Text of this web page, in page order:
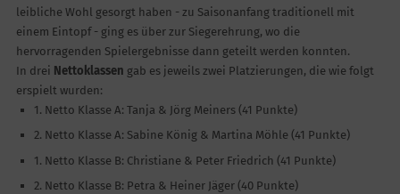
leibliche Wohl gesorgt haben - zu Saisonanfang traditionell mit
einem Eintopf - ging es über zur Siegerehrung, wo die
hervorragenden Spielergebnisse dann geteilt werden konnten.
In drei Nettoklassen gab es jeweils zwei Platzierungen, die wie folgt
erspielt wurden:
1. Netto Klasse A: Tanja & Jörg Meiners (41 Punkte)
2. Netto Klasse A: Sabine König & Martina Möhle (41 Punkte)
1. Netto Klasse B: Christiane & Peter Friedrich (41 Punkte)
2. Netto Klasse B: Petra & Heiner Jäger (40 Punkte)